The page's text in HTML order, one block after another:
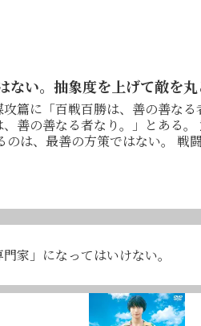
い。抽象度を上げて敵を丸
篇に「百戦百勝は、善の善なる
る者なり。」とある。 意訳すると以下の通
家」になってはいけない。